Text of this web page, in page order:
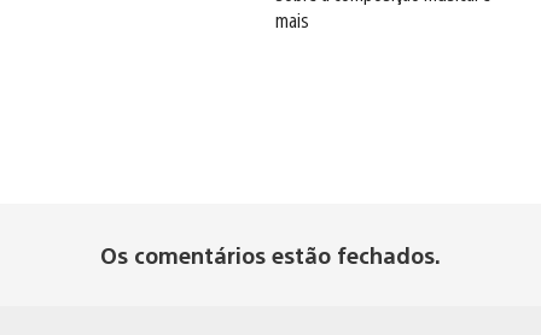
mais
Os comentários estão fechados.